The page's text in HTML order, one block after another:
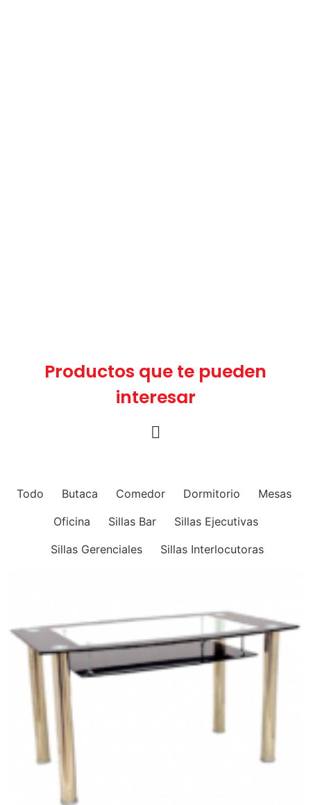
Productos que te pueden
interesar
Todo Butaca Comedor Dormitorio
Mesas
Oficina
Sillas Bar
Sillas Ejecutivas
Sillas Gerenciales
Sillas Interlocutoras